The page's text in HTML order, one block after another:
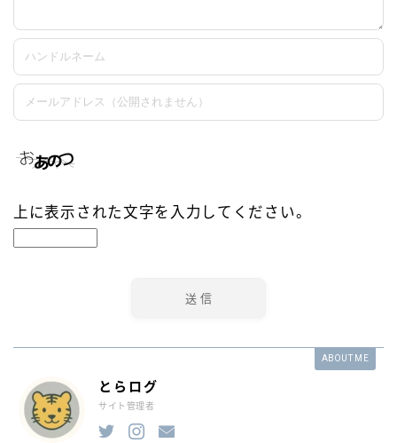
上に表示された文字を入力してください。
ABOUT ME
とらログ
サイト管理者